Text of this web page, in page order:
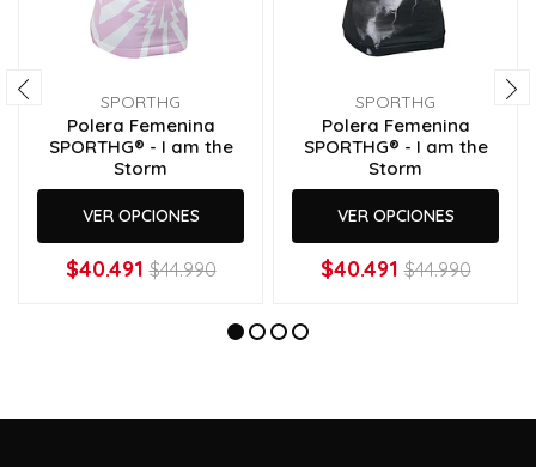
SPORTHG
Polera Femenina
SPORTHG® - I am the
Storm
VER OPCIONES
$40.491 $44.990
SPORTHG
Polera Femenina
SPORTHG® - I am the
Storm
VER OPCIONES
$40.491 $44.990